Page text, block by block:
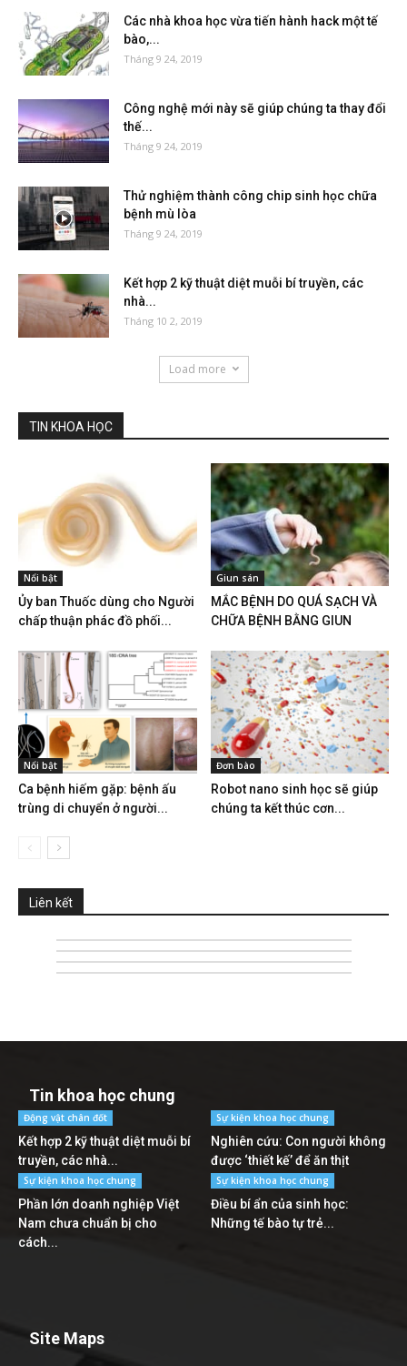
Các nhà khoa học vừa tiến hành hack một tế
bào,...
Tháng 9 24, 2019
Công nghệ mới này sẽ giúp chúng ta thay đổi
thế...
Tháng 9 24, 2019
Thử nghiệm thành công chip sinh học chữa
bệnh mù lòa
Tháng 9 24, 2019
Kết hợp 2 kỹ thuật diệt muỗi bí truyền, các
nhà...
Tháng 10 2, 2019
Load more
TIN KHOA HỌC
Nổi bật
Ủy ban Thuốc dùng cho Người
chấp thuận phác đồ phối...
Giun sán
MẮC BỆNH DO QUÁ SẠCH VÀ
CHỮA BỆNH BẰNG GIUN
Nổi bật
Ca bệnh hiếm gặp: bệnh ấu
trùng di chuyển ở người...
Đơn bào
Robot nano sinh học sẽ giúp
chúng ta kết thúc cơn...
Liên kết
Tin khoa học chung
Động vật chân đốt
Kết hợp 2 kỹ thuật diệt muỗi bí
truyền, các nhà...
Sự kiện khoa học chung
Nghiên cứu: Con người không
được ‘thiết kế’ để ăn thịt
Sự kiện khoa học chung
Phần lớn doanh nghiệp Việt
Nam chưa chuẩn bị cho
cách...
Sự kiện khoa học chung
Điều bí ẩn của sinh học:
Những tế bào tự trẻ...
Site Maps